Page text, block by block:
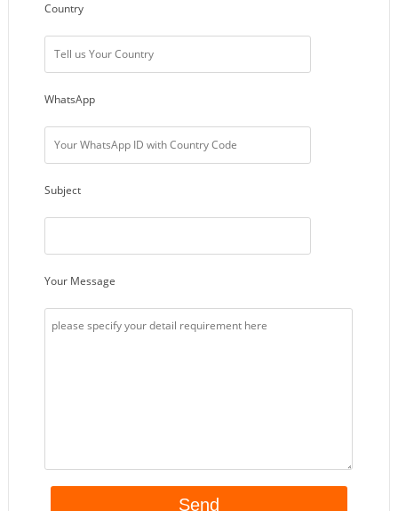
Country
WhatsApp
Subject
Your Message